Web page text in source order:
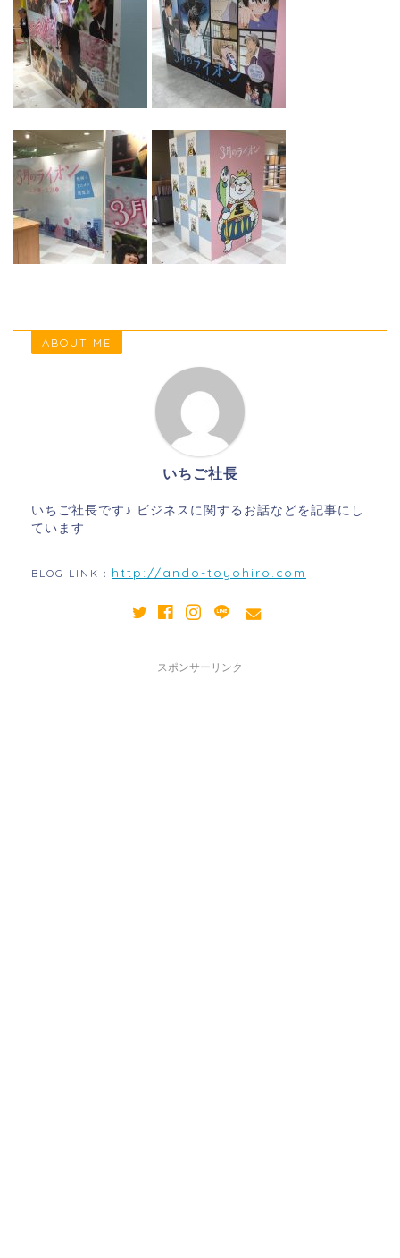
ABOUT ME
いちご社長
いちご社長です♪ ビジネスに関するお話などを記事にし
ています
BLOG LINK： http://ando-toyohiro.com
スポンサーリンク